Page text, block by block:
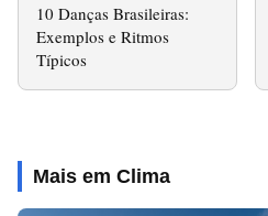
10 Danças Brasileiras:
Exemplos e Ritmos
Típicos
Mais em Clima